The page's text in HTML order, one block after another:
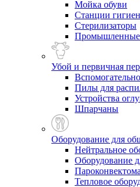
Мойка обуви
Станции
Стерилизаторы
Промышленные
Убой и первичная
Пилы для
Устройства
Шпарчаны
Оборудование для
Нейтральное
Оборудование
Тепловое